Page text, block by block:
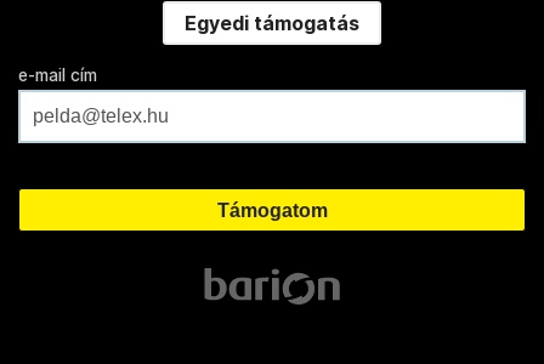
Egyedi támogatás
e-mail cím